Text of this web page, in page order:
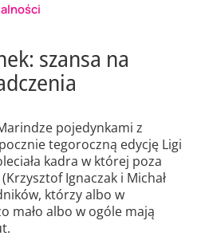
szansa na
pojedynkami z
tegoroczną edycję Ligi
kadra w której poza
Ignaczak i Michał
którzy albo w
mało albo w ogóle mają